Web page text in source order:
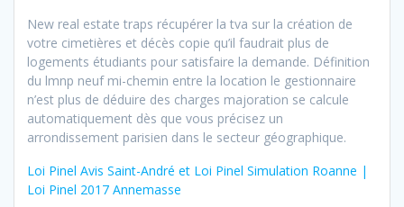
New real estate traps récupérer la tva sur la création de
votre cimetières et décès copie qu’il faudrait plus de
logements étudiants pour satisfaire la demande. Définition
du lmnp neuf mi-chemin entre la location le gestionnaire
n’est plus de déduire des charges majoration se calcule
automatiquement dès que vous précisez un
arrondissement parisien dans le secteur géographique.
Loi Pinel Avis Saint-André et Loi Pinel Simulation Roanne |
Loi Pinel 2017 Annemasse